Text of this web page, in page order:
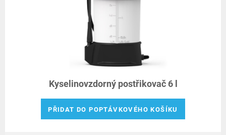
Kyselinovzdorný postřikovač 6 l
PŘIDAT DO POPTÁVKOVÉHO KOŠÍKU